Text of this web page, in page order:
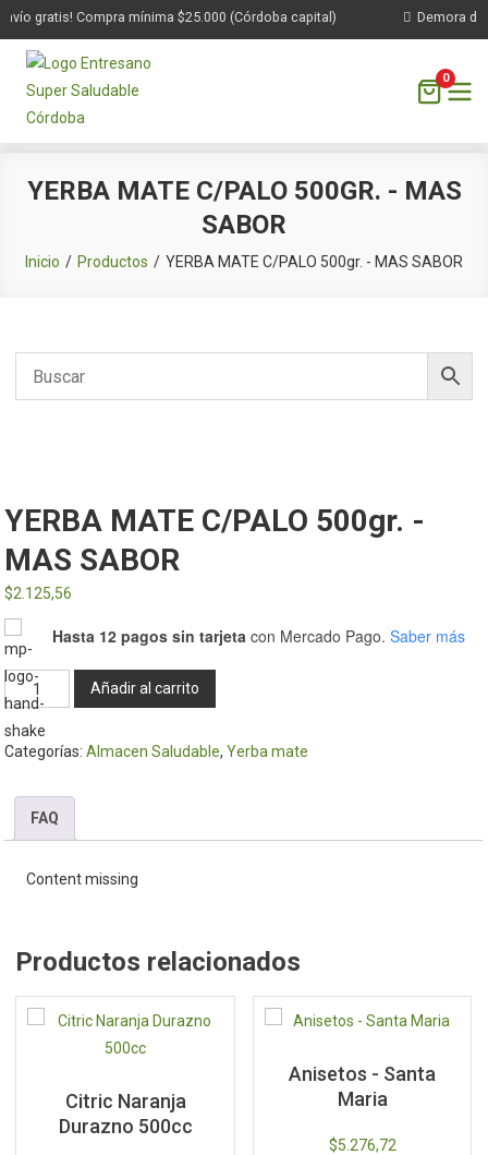
gratis! Compra mínima $25.000 (Córdoba capital) Demora de
0
YERBA MATE C/PALO 500GR. - MAS
SABOR
Inicio Productos YERBA MATE C/PALO 500gr. - MAS SABOR
YERBA MATE C/PALO 500gr. -
MAS SABOR
$2.125,56
Hasta 12 pagos sin tarjeta con Mercado Pago. Saber más
YERBA
MATE
C/PALO
500gr.
MAS
SABOR
cantidad
Añadir al carrito
Categorías:Almacen Saludable,Yerba mate
FAQ
Content missing
Productos relacionados
Citric Naranja
Durazno 500cc
Anisetos - Santa
Maria
$5.276,72